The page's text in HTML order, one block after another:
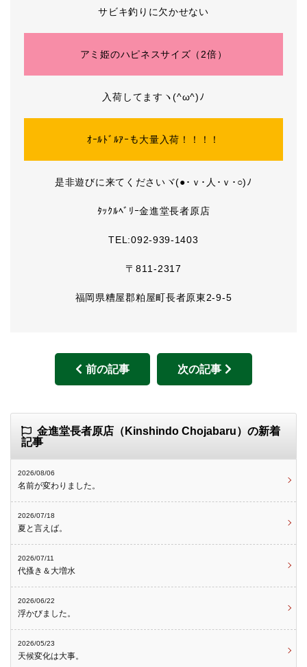
サビキ釣りに欠かせない
アミ姫のハピネスサイズ（2倍）
入荷してますヽ(^ω^)ﾉ
ｵｰﾙﾄﾞﾙｱｰも大量入荷！！！！
是非遊びに来てくださいヾ(●･ｖ･人･ｖ･○)ﾉ
ﾀｯｸﾙﾍﾞﾘｰ金進堂長者原店
TEL:092-939-1403
〒811-2317
福岡県糟屋郡粕屋町長者原東2-9-5
前の記事 次の記事
金進堂長者原店（Kinshindo Chojabaru）の新着
記事
2026/08/06
名前が変わりました。
2026/07/18
夏と言えば。
2026/07/11
代搔き＆大増水
2026/06/22
浮かびました。
2026/05/23
天候変化は大事。